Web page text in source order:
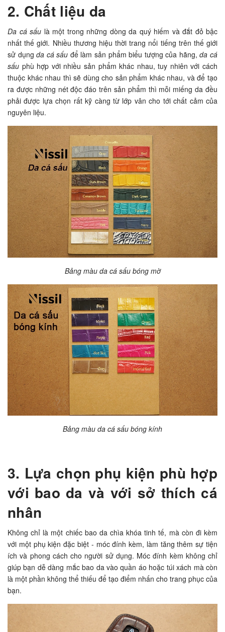
2. Chất liệu da
Da cá sấu là một trong những dòng da quý hiếm và đắt đỏ bậc
nhất thế giới. Nhiều thương hiệu thời trang nổi tiếng trên thế giới
sử dụngda cá sấu để làm sản phẩm biểu tượng của hãng,da cá
sấu phù hợp với nhiều sản phẩm khác nhau, tuy nhiên với cách
thuộc khác nhau thì sẽ dùng cho sản phẩm khác nhau, và để tạo
ra được những nét độc đáo trên sản phẩm thì mỗi miếng da đều
phải được lựa chọn rất kỹ càng từ lớp vân cho tới chất cảm của
nguyên liệu.
Bảng màu da cá sấu bóng mờ
Bảng màu da cá sấu bóng kính
3. Lựa chọn phụ kiện phù hợp
với bao da và với sở thích cá
nhân
Không chỉ là một chiếc bao da chìa khóa tinh tế, mà còn đi kèm
với một phụ kiện đặc biệt - móc đính kèm, làm tăng thêm sự tiện
ích và phong cách cho người sử dụng. Móc đính kèm không chỉ
giúp bạn dễ dàng mắc bao da vào quần áo hoặc túi xách mà còn
là một phần không thể thiếu để tạo điểm nhấn cho trang phục của
bạn.